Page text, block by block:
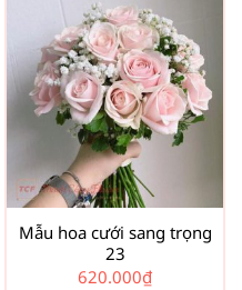
Mẫu hoa cưới sang trọng
23
620.000₫